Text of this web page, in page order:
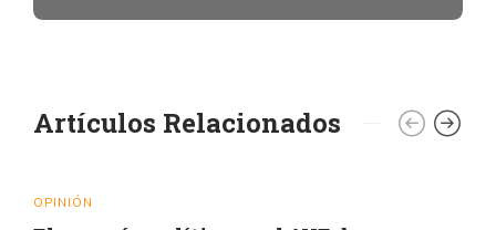
Artículos Relacionados
OPINIÓN